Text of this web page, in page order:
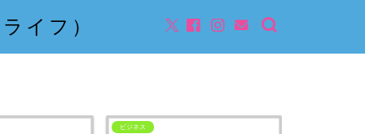
イフ）
ビジネス